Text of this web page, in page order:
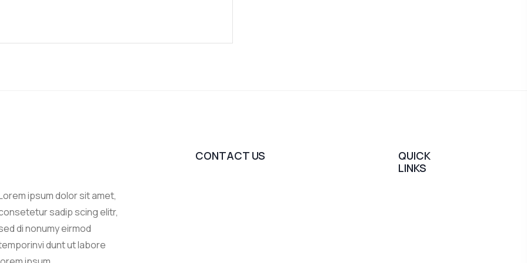
ipsum dolor sit amet,
sadip scing elitr,
di nonumy eirmod
dunt ut labore
CONTACT US
QUICK
LINKS